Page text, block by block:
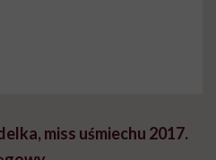
miss uśmiechu 2017.